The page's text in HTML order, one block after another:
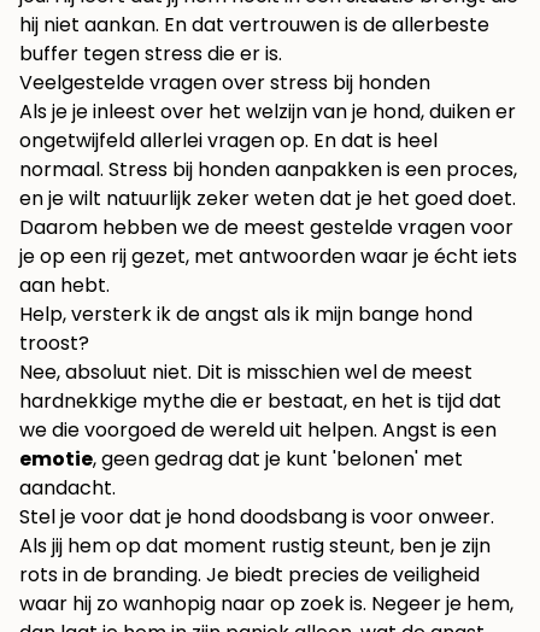
hij niet aankan. En dat vertrouwen is de allerbeste
buffer tegen stress die er is.
Veelgestelde vragen over stress bij honden
Als je je inleest over het welzijn van je hond, duiken er
ongetwijfeld allerlei vragen op. En dat is heel
normaal. Stress bij honden aanpakken is een proces,
en je wilt natuurlijk zeker weten dat je het goed doet.
Daarom hebben we de meest gestelde vragen voor
je op een rij gezet, met antwoorden waar je écht iets
aan hebt.
Help, versterk ik de angst als ik mijn bange hond
troost?
Nee, absoluut niet. Dit is misschien wel de meest
hardnekkige mythe die er bestaat, en het is tijd dat
we die voorgoed de wereld uit helpen. Angst is een
emotie, geen gedrag dat je kunt 'belonen' met
aandacht.
Stel je voor dat je hond doodsbang is voor onweer.
Als jij hem op dat moment rustig steunt, ben je zijn
rots in de branding. Je biedt precies de veiligheid
waar hij zo wanhopig naar op zoek is. Negeer je hem,